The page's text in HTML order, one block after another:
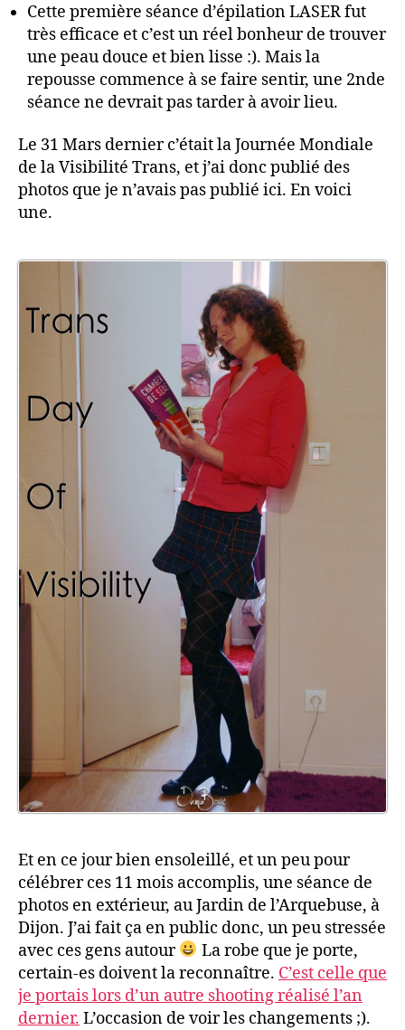
Cette première séance d’épilation LASER fut
très efficace et c’est un réel bonheur de trouver
une peau douce et bien lisse :). Mais la
repousse commence à se faire sentir, une 2nde
séance ne devrait pas tarder à avoir lieu.
Le 31 Mars dernier c’était la Journée Mondiale
de la Visibilité Trans, et j’ai donc publié des
photos que je n’avais pas publié ici. En voici
une.
Et en ce jour bien ensoleillé, et un peu pour
célébrer ces 11 mois accomplis, une séance de
photos en extérieur, au Jardin de l’Arquebuse, à
Dijon. J’ai fait ça en public donc, un peu stressée
avec ces gens autour
La robe que je porte,
certain-es doivent la reconnaître. C’est celle que
je portais lors d’un autre shooting réalisé l’an
dernier. L’occasion de voir les changements ;).